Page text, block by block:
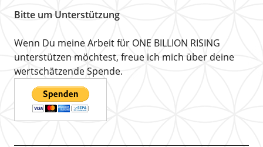
Bitte um Unterstützung
Wenn Du meine Arbeit für ONE BILLION RISING
unterstützen möchtest, freue ich mich über deine
wertschätzende Spende.